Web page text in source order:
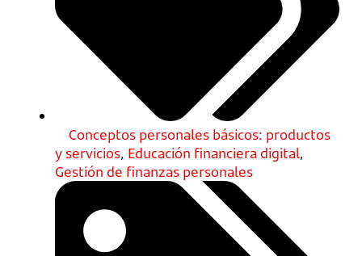
Conceptos personales básicos: productos
y servicios, Educación financiera digital,
Gestión de finanzas personales